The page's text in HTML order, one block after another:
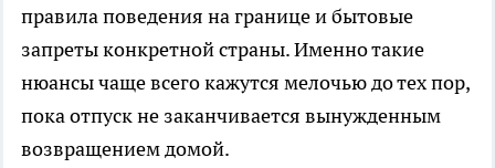
правила поведения на границе и бытовые
запреты конкретной страны. Именно такие
нюансы чаще всего кажутся мелочью до тех пор,
пока отпуск не заканчивается вынужденным
возвращением домой.